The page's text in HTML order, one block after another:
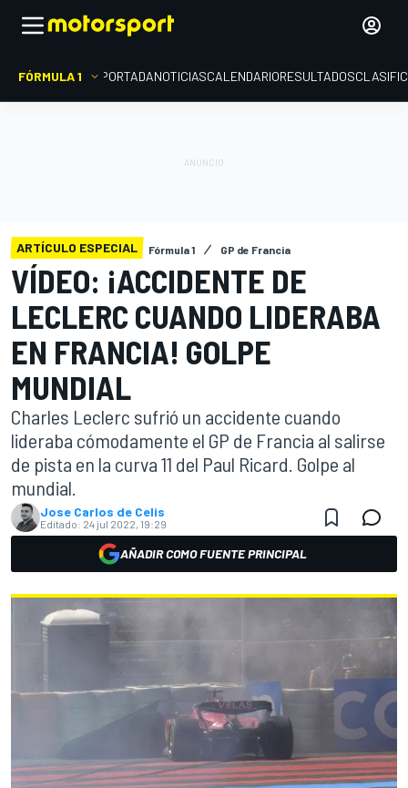
FÓRMULA 1 PORTADANOTICIASCALENDARIORESULTADOS
ARTÍCULO ESPECIAL Fórmula 1 GP de Francia
VÍDEO: ¡ACCIDENTE DE
LECLERC CUANDO LIDERABA
EN FRANCIA! GOLPE
MUNDIAL
Charles Leclerc sufrió un accidente cuando
lideraba cómodamente el GP de Francia al salirse
de pista en la curva 11 del Paul Ricard. Golpe al
mundial.
Jose Carlos de Celis
Editado: 24 jul 2022, 19:29
AÑADIR COMO FUENTE PRINCIPAL